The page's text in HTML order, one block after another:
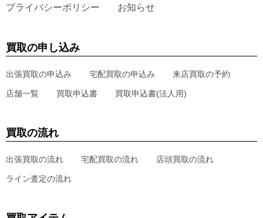
プライバシーポリシー お知らせ
買取の申し込み
出張買取の申込み 宅配買取の申込み 来店買取の予約
店舗一覧 買取申込書 買取申込書(法人用)
買取の流れ
出張買取の流れ 宅配買取の流れ 店頭買取の流れ
ライン査定の流れ